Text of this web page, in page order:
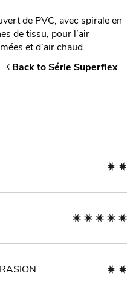
de PVC, avec spirale en
de tissu, pour l’air
et d’air chaud.
Back to Série Superflex